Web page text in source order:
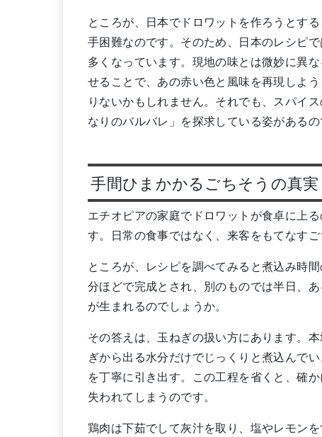
ところが、日本でドロワットを作ろうとす
手困難なのです。そのため、日本のレシピ
多くなっています。現地の味とは微妙に異
せることで、あの赤い色と風味を再現しよ
りないかもしれません。それでも、スパイ
なりのバルバレ」を探求している姿があるの
手間ひまかかるごちそうの真実
エチオピアの家庭でドロワットが食卓に上
す。日常の食事ではなく、来客をもてなす
ところが、レシピを調べてみると煮込み時
分ほどで完成とされ、別のものでは半日、
が生まれるのでしょうか。
その答えは、玉ねぎの扱い方にあります。
ぎから出る水分だけでじっくりと煮込んで
を丁寧に引き出す。この工程を省くと、確
失われてしまうのです。
鶏肉は下茹でして灰汁を取り、塩やレモン